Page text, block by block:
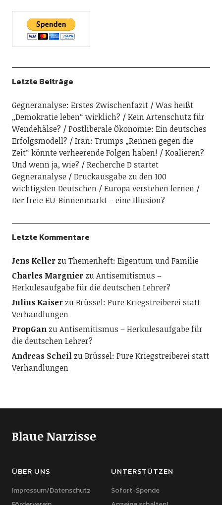
Letzte Beiträge
Gegneranalyse: Erstes Zwischenfazit
Was heißt
„Demokratie leben“ wirklich?
Kein Artenschutz für
Wendehälse?
Postliberale Ökonomie: Ein deutsches
Erfolgsmodell?
Iran: Trumps „Rennen gegen die
Zeit“ könnte verheerende Folgen haben!
Koalieren?
Und wenn ja, wie?
Recherche D startet
Gegneranalyse
Druckausgabe zu den 100
wichtigsten Deutschen
Europa verstehen lernen
Der freie EU-Binnenmarkt – eine Illusion?
Letzte Kommentare
Jens KellerzuThemenheft: Eigentum und Familie
Charles MargnierzuAntisemitismus –
Herkulesaufgabe für die deutschen Lehrer?
Julius KaiserzuBrüssel: Pure Kriegstreiberei statt
Verhandlungen
PropGanzuAntisemitismus – Herkulesaufgabe für
die deutschen Lehrer?
Andreas ScheilzuBrüssel: Pure Kriegstreiberei statt
Verhandlungen
Blaue Narzisse
ÜBER UNS
Impressum/Datenschutz
UNTERSTÜTZEN
Sofort-Spende